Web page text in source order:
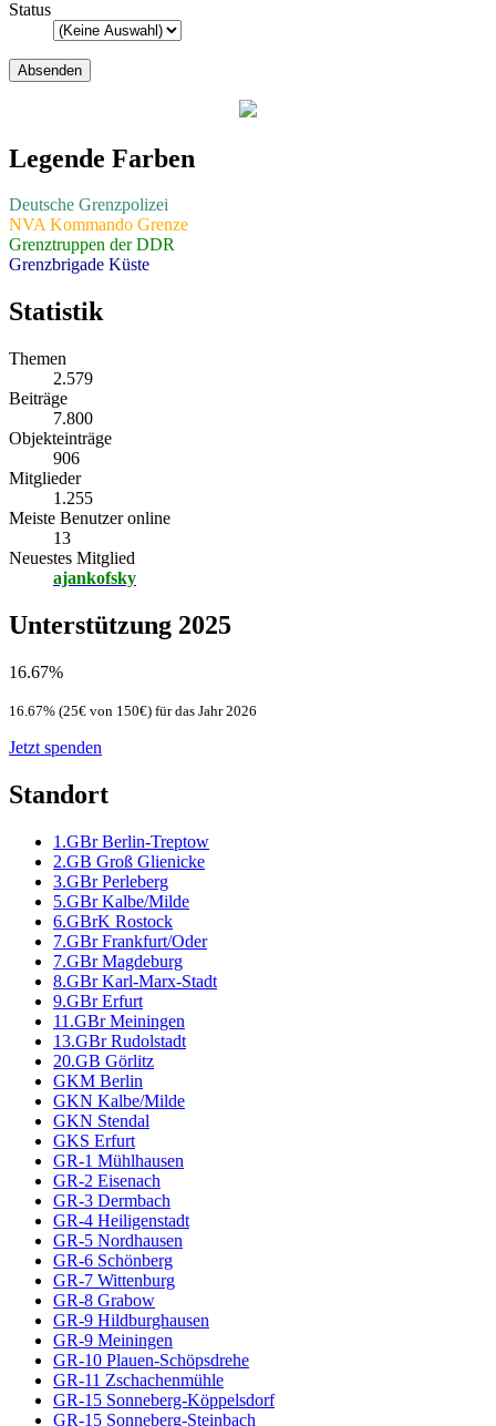
Status
Legende Farben
Deutsche Grenzpolizei
NVA Kommando Grenze
Grenztruppen der DDR
Grenzbrigade Küste
Statistik
Themen
2.579
Beiträge
7.800
Objekteinträge
906
Mitglieder
1.255
Meiste Benutzer online
13
Neuestes Mitglied
ajankofsky
Unterstützung 2025
16.67%
16.67% (25€ von 150€) für das Jahr 2026
Jetzt spenden
Standort
1.GBr Berlin-Treptow
2.GB Groß Glienicke
3.GBr Perleberg
5.GBr Kalbe/Milde
6.GBrK Rostock
7.GBr Frankfurt/Oder
7.GBr Magdeburg
8.GBr Karl-Marx-Stadt
9.GBr Erfurt
11.GBr Meiningen
13.GBr Rudolstadt
20.GB Görlitz
GKM Berlin
GKN Kalbe/Milde
GKN Stendal
GKS Erfurt
GR-1 Mühlhausen
GR-2 Eisenach
GR-3 Dermbach
GR-4 Heiligenstadt
GR-5 Nordhausen
GR-6 Schönberg
GR-7 Wittenburg
GR-8 Grabow
GR-9 Hildburghausen
GR-9 Meiningen
GR-10 Plauen-Schöpsdrehe
GR-11 Zschachenmühle
GR-15 Sonneberg-Köppelsdorf
GR-15 Sonneberg-Steinbach